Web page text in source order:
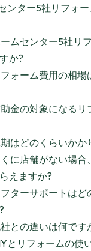
ンター5社リフォ
ムセンター5社リ
か?
ォーム費用の相場
金の対象になるリ
はどのくらいかか
に店舗がない場合
えますか?
ターサポートはど
との違いは何です
とリフォームの使